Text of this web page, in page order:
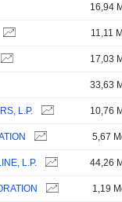
16,94
11,11
17,03
33,63
L.P. 10,76
5,67
L.P. 44,26
1,19